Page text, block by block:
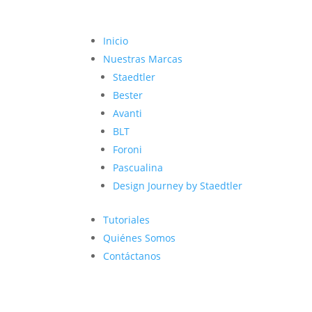
Inicio
Nuestras Marcas
Staedtler
Bester
Avanti
BLT
Foroni
Pascualina
Design Journey by Staedtler
Tutoriales
Quiénes Somos
Contáctanos